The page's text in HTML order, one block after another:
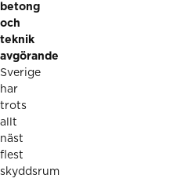
betong
och
teknik
avgörande
Sverige
har
trots
allt
näst
flest
skyddsrum